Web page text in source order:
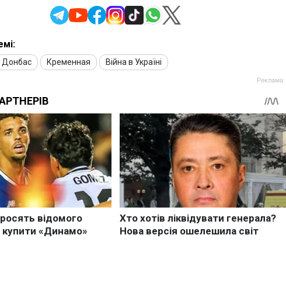
Донбас Кременная Війна в Україні